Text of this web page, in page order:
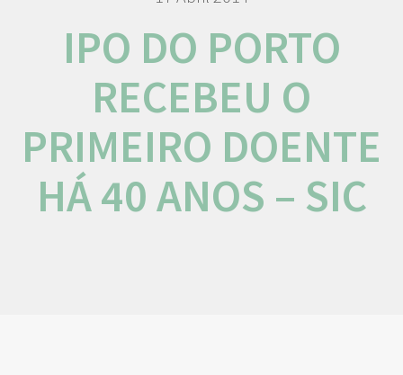
IPO DO PORTO
RECEBEU O
PRIMEIRO DOENTE
HÁ 40 ANOS – SIC